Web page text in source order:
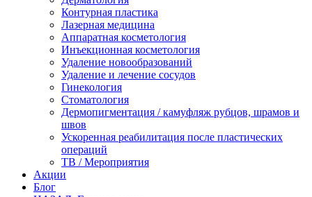
Контурная пластика
Лазерная медицина
Аппаратная косметология
Инъекционная косметология
Удаление новообразований
Удаление и лечение сосудов
Гинекология
Стоматология
Дермопигментация / камуфляж рубцов, шрамов и
швов
Ускоренная реабилитация после пластических
операций
ТВ / Мероприятия
Акции
Блог